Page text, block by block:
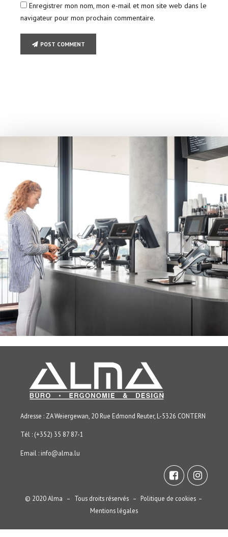
Enregistrer mon nom, mon e-mail et mon site web dans le
navigateur pour mon prochain commentaire.
POST COMMENT
Adresse : ZA Weiergewan, 20 Rue Edmond Reuter, L-5326 CONTERN
Tél : (+352) 35 87 87-1
Email : info@alma.lu
© 2020 Alma – Tous droits réservés – Politique de cookies –
Mentions légales